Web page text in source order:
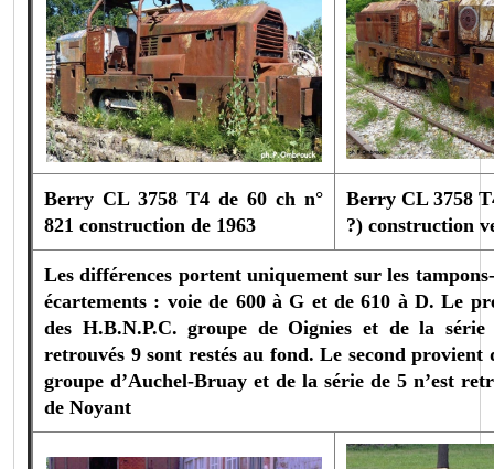
Berry CL 3758 T4 de 60 ch n°
821 construction de 1963
Berry CL 3758
?) construction
Les différences portent uniquement sur les
écartements : voie de 600 à G et de 610 à D.Le
des H.B.N.P.C. groupe de Oignies et de la
retrouvés 9 sont restés au fond.Le second provient
groupe d’Auchel-Bruay et de la série de 5 n’est
de Noyant